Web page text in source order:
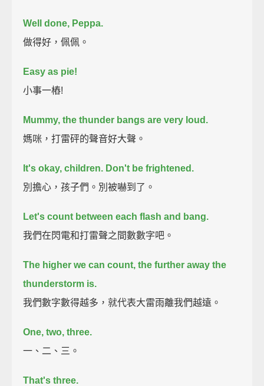
Well done, Peppa.
做得好，佩佩。
Easy as pie!
小事一樁!
Mummy, the thunder bangs are very loud.
媽咪，打雷砰的聲音好大聲。
It's okay, children. Don't be frightened.
別擔心，孩子們。別被嚇到了。
Let's count between each flash and bang.
我們在閃電和打雷聲之間數數字吧。
The higher we can count, the further away the
thunderstorm is.
我們數字數得越多，就代表大雷雨離我們越遠。
One, two, three.
一、二、三。
That's three.